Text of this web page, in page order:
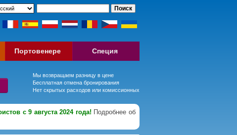
Портовенере Специя
Мы возвращаем разницу в цене
Бесплатная отмена бронирования
Нет скрытых расходов или комиссионных
с 9 августа 2024 года! Подробнее об